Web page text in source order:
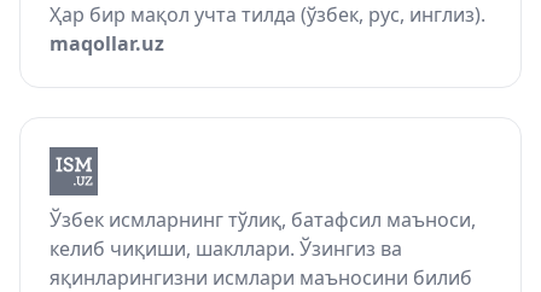
Ҳар бир мақол учта тилда (ўзбек, рус, инглиз).
maqollar.uz
Ўзбек исмларнинг тўлиқ, батафсил маъноси,
келиб чиқиши, шакллари. Ўзингиз ва
яқинларингизни исмлари маъносини билиб